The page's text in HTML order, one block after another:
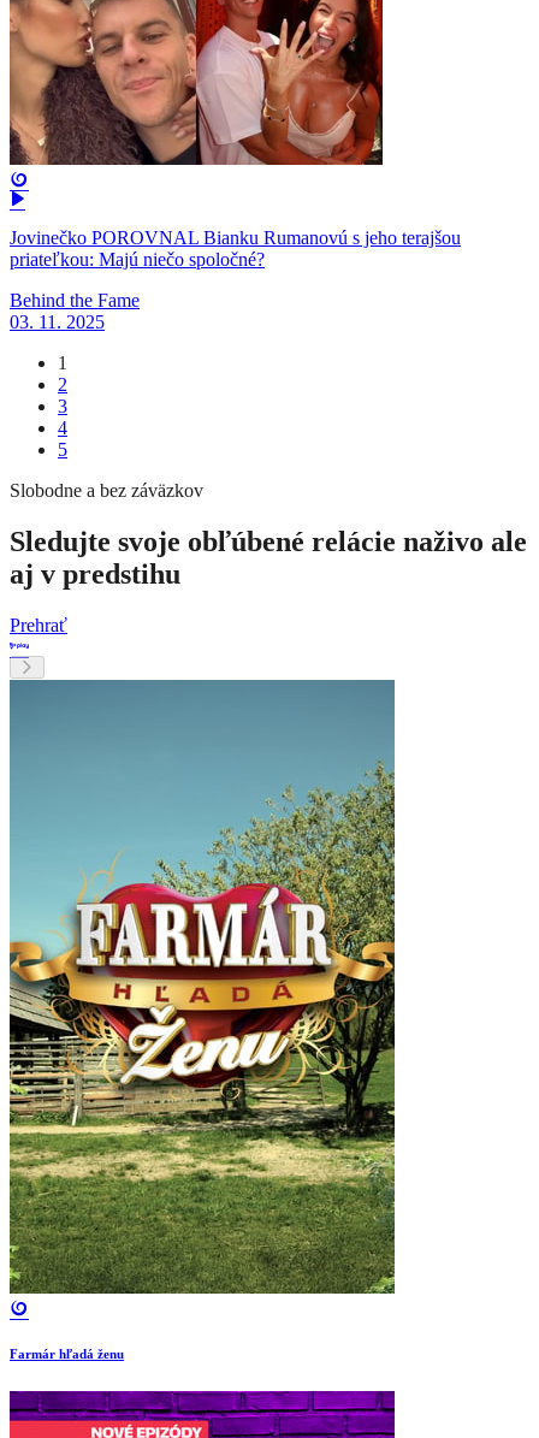
Jovinečko POROVNAL Bianku Rumanovú s jeho terajšou
priateľkou: Majú niečo spoločné?
Behind the Fame
03. 11. 2025
1
2
3
4
5
Slobodne a bez záväzkov
Sledujte svoje obľúbené relácie naživo ale
aj v predstihu
Prehrať
Farmár hľadá ženu